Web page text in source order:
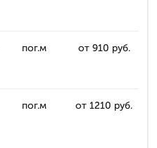
пог.м от 910 руб.
пог.м от 1210 руб.